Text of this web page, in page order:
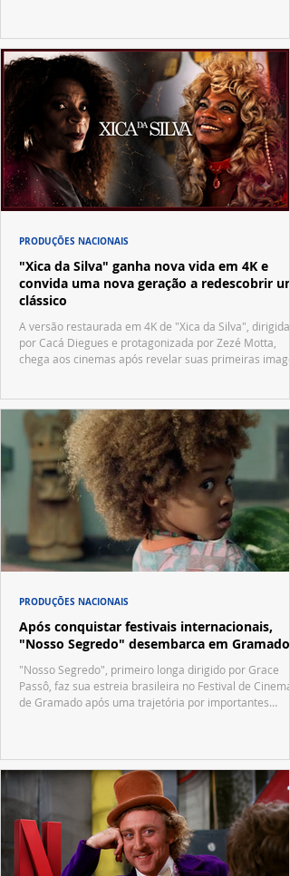
"Xica da Silva" ganha nova vida em 4K e
convida uma nova geração a redescobrir um
clássico
A versão restaurada em 4K de "Xica da Silva", dirigida
por Cacá Diegues e protagonizada por Zezé Motta,
chega aos cinemas após revelar suas primeiras
PRODUÇÕES NACIONAIS
Após conquistar festivais internacionais,
"Nosso Segredo" desembarca em Gramado
"Nosso Segredo", primeiro longa dirigido por Grace
Passô, faz sua estreia brasileira no Festival de Cinema
de Gramado após uma trajetória por importantes
PRODUÇÕES NACIONAIS